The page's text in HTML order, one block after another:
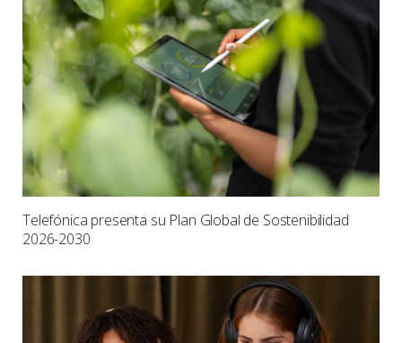
Telefónica presenta su Plan Global de Sostenibilidad
2026-2030